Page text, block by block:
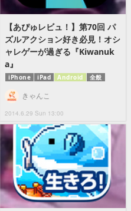
【あぴゅレビュ！】第70回 パ
ズルアクション好き必見！オシ
ャレゲーが過ぎる『Kiwanuk
a』
iPhone iPad Android 全般
2014.6.29 Sun 13:00
きゃんこ